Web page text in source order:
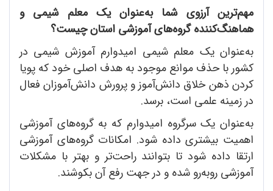
مهم‌ترین آرزوی شما به‌عنوان یک معلم شیمی و
هماهنگ‌کننده گرو‌ه‌های آموزشی استان چیست؟
به‌عنوان یک معلم شیمی امیدوارم آموزش شیمی در
کشور با حذف موانع موجود به هدف اصلی خود که پویا
کردن ذهن خلاق دانش‌آموز و پرورش دانش‌آموزان فعال
در زمینه علمی است، برسد.
به‌عنوان یک سرگروه امیدوارم که به گروه‌های آموزشی
اهمیت بیشتری داده شود. امکانات گروه‌های آموزشی
ارتقا داده شود تا بتوانند راحت‌تر و بهتر با مشکلات
آموزشی روبه‌رو شده و در جهت رفع آن بکوشند.